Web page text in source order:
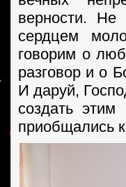
верности. Не
сердцем
говорим о
разговор и о
И даруй,
создать
приобщались